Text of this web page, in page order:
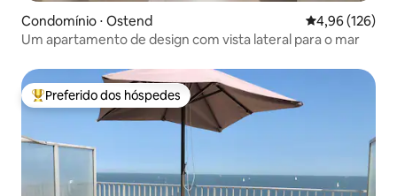
Condomínio ⋅ Ostend 4,96 de uma
4,96 (126)
Um apartamento de design com vista lateral para o mar
Entre os melhores preferidos dos hóspedes
Preferido dos hóspedes